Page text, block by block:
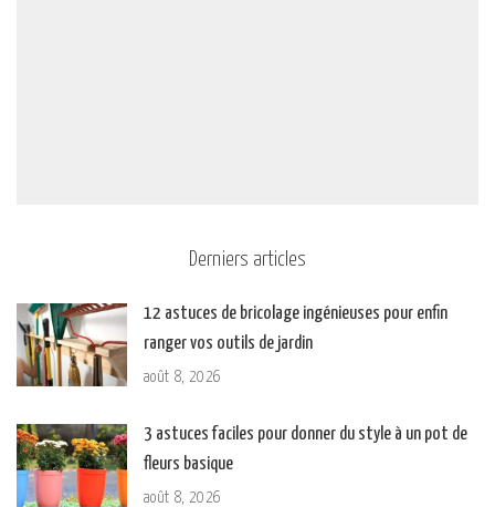
Derniers articles
12 astuces de bricolage ingénieuses pour enfin
ranger vos outils de jardin
août 8, 2026
3 astuces faciles pour donner du style à un pot de
fleurs basique
août 8, 2026